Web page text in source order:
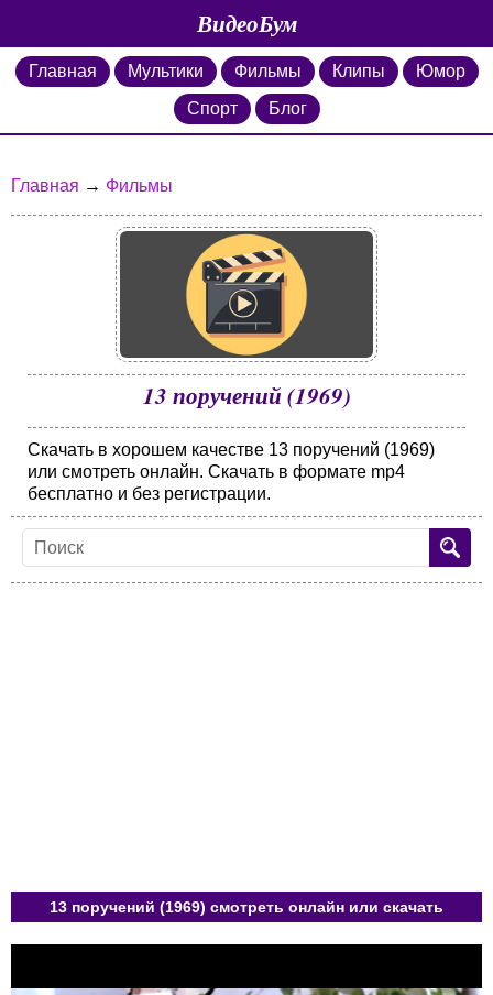
ВидеоБум
Главная Мультики Фильмы Клипы
Юмор
Спорт
Блог
Главная → Фильмы
13 поручений (1969)
Скачать в хорошем качестве 13 поручений (1969)
или смотреть онлайн. Скачать в формате mp4
бесплатно и без регистрации.
13 поручений (1969) смотреть онлайн или скачать